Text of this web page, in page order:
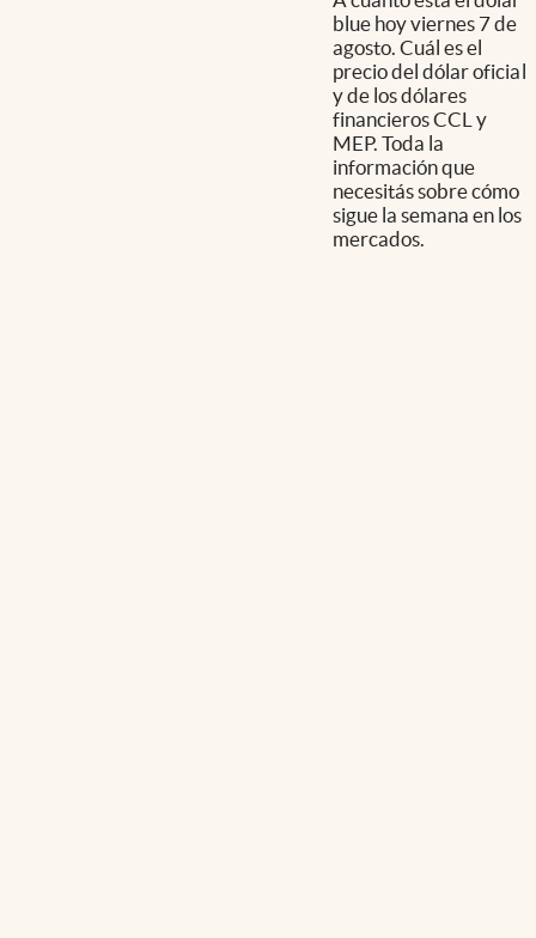
blue hoy viernes 7 de
agosto. Cuál es el
precio del dólar oficial
y de los dólares
financieros CCL y
MEP. Toda la
información que
necesitás sobre cómo
sigue la semana en los
mercados.